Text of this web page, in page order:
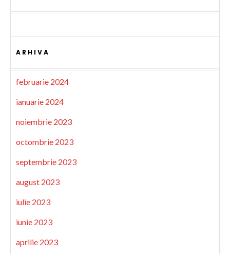
ARHIVA
februarie 2024
ianuarie 2024
noiembrie 2023
octombrie 2023
septembrie 2023
august 2023
iulie 2023
iunie 2023
aprilie 2023